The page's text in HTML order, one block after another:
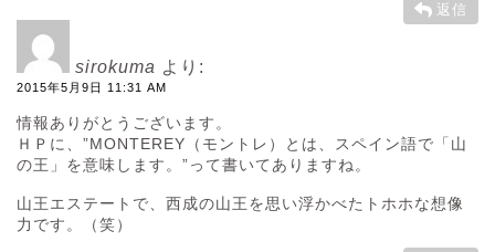
返信
sirokuma より:
2015年5月9日 11:31 AM
情報ありがとうございます。
ＨＰに、”MONTEREY（モントレ）とは、スペイン語で「山
の王」を意味します。”って書いてありますね。
山王エステートで、西成の山王を思い浮かべたトホホな想像
力です。（笑）